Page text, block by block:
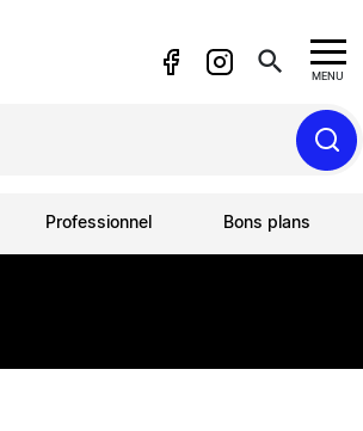
search MENU
Professionnel Bons plans